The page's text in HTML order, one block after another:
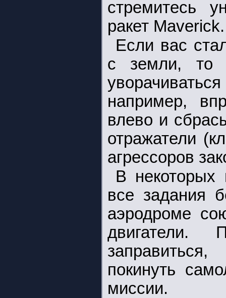
стремитесь
ракет Maverick.
Если вас
с земли, то
например,
влево и
отражатели
агрессоров
В некоторых
все задания
аэродроме
двигатели.
покинуть
миссии.